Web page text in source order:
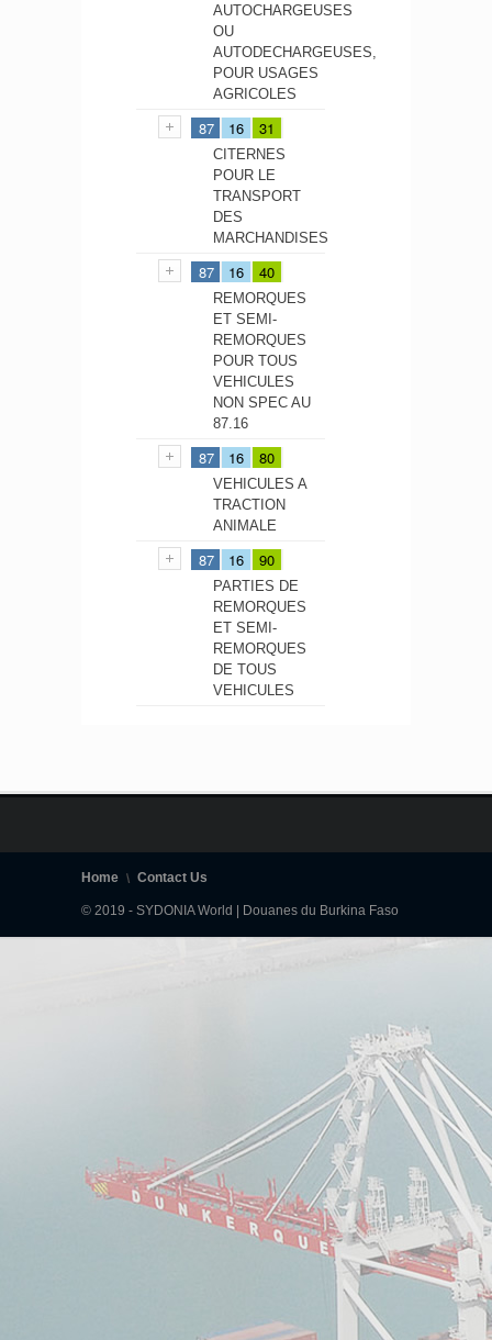
AUTOCHARGEUSES
OU
AUTODECHARGEUSES,
POUR USAGES
AGRICOLES
87 16 31
CITERNES
POUR LE
TRANSPORT
DES
MARCHANDISES
87 16 40
REMORQUES
ET SEMI-
REMORQUES
POUR TOUS
VEHICULES
NON SPEC AU
87.16
87 16 80
VEHICULES A
TRACTION
ANIMALE
87 16 90
PARTIES DE
REMORQUES
ET SEMI-
REMORQUES
DE TOUS
VEHICULES
Home Contact Us
© 2019 - SYDONIA World | Douanes du Burkina Faso